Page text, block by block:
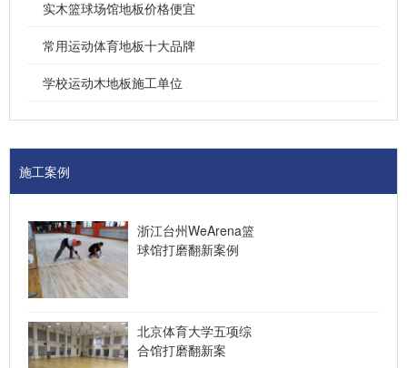
实木篮球场馆地板价格便宜
常用运动体育地板十大品牌
学校运动木地板施工单位
施工案例
浙江台州WeArena篮
球馆打磨翻新案例
北京体育大学五项综
合馆打磨翻新案